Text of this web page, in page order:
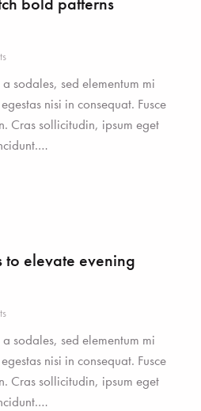
sodales, sed elementum mi
nisi in consequat. Fusce
Cras sollicitudin, ipsum eget
to elevate evening
sodales, sed elementum mi
nisi in consequat. Fusce
Cras sollicitudin, ipsum eget